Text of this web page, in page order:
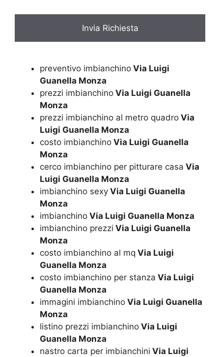
y
preventivo imbianchino Via Luigi
Guanella Monza
prezzi imbianchino Via Luigi Guanella
Monza
prezzi imbianchino al metro quadro Via
Luigi Guanella Monza
costo imbianchino Via Luigi Guanella
Monza
cerco imbianchino per pitturare casa Via
Luigi Guanella Monza
imbianchino sexy Via Luigi Guanella
Monza
imbianchino Via Luigi Guanella Monza
imbianchino prezzi Via Luigi Guanella
Monza
costo imbianchino al mq Via Luigi
Guanella Monza
costo imbianchino per stanza Via Luigi
Guanella Monza
immagini imbianchino Via Luigi Guanella
Monza
listino prezzi imbianchino Via Luigi
Guanella Monza
nastro carta per imbianchini Via Luigi